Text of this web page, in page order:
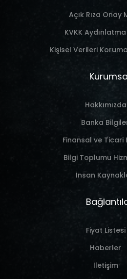
Açık Rıza Onay
KVKK
Kişisel Verileri
Hakkımızda
Banka
Finansal ve Ticari
Bilgi Toplumu
İnsan
Fiyat Listesi
Haberler
İletişim